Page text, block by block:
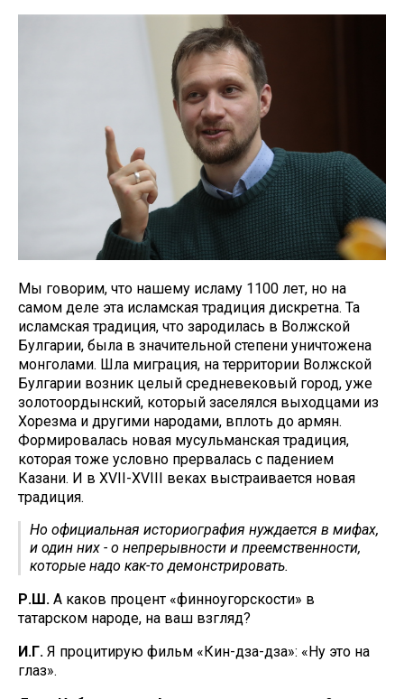
Мы говорим, что нашему исламу 1100 лет, но на
самом деле эта исламская традиция дискретна. Та
исламская традиция, что зародилась в Волжской
Булгарии, была в значительной степени уничтожена
монголами. Шла миграция, на территории Волжской
Булгарии возник целый средневековый город, уже
золотоордынский, который заселялся выходцами из
Хорезма и другими народами, вплоть до армян.
Формировалась новая мусульманская традиция,
которая тоже условно прервалась с падением
Казани. И в XVII-XVIII веках выстраивается новая
традиция.
Но официальная историография нуждается в мифах,
и один них - о непрерывности и преемственности,
которые надо как-то демонстрировать.
Р.Ш. А каков процент «финноугорскости» в
татарском народе, на ваш взгляд?
И.Г. Я процитирую фильм «Кин-дза-дза»: «Ну это на
глаз».